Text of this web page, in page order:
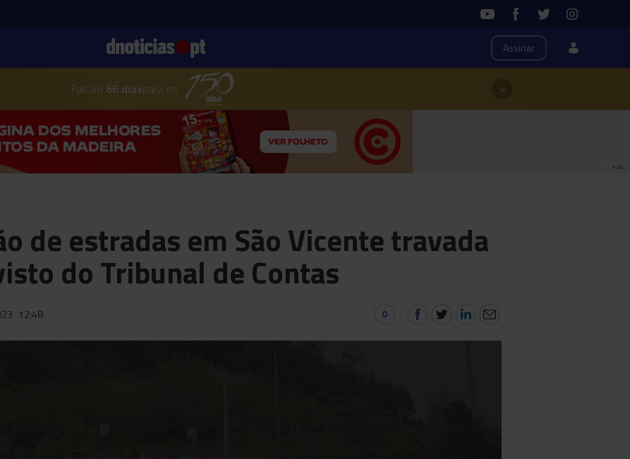
Assinar
Faltam 66 diaspara os ×
PUB
de estradas em São Vicente travada
do Tribunal de Contas
12:48 0